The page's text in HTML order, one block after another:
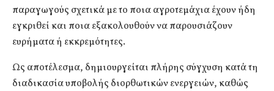
παραγωγούς σχετικά με το ποια αγροτεμάχια έχουν ήδη
εγκριθεί και ποια εξακολουθούν να παρουσιάζουν
ευρήματα ή εκκρεμότητες.
Ως αποτέλεσμα, δημιουργείται πλήρης σύγχυση κατά τη
διαδικασία υποβολής διορθωτικών ενεργειών, καθώς